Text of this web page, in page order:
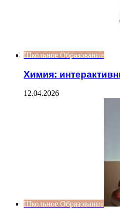
Школьное Образование
Химия:
12.04.2026
Школьное Образование